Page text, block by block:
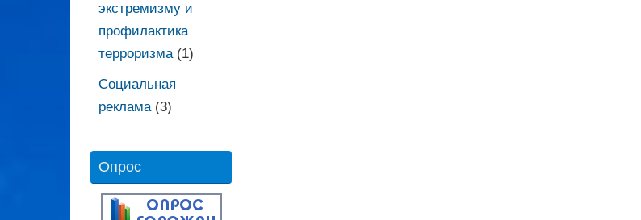
экстремизму и
профилактика
терроризма(1)
Социальная
реклама(3)
Опрос